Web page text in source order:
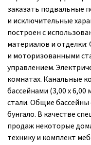
заказать подвальные
и исключительные
построен с
материалов и
и моторизованными
управлением.
комнатах. Канальные
бассейнами (3,00 x
стали. Общие бассейны
бунгало. В качестве
продаж некоторые
технику и комплект